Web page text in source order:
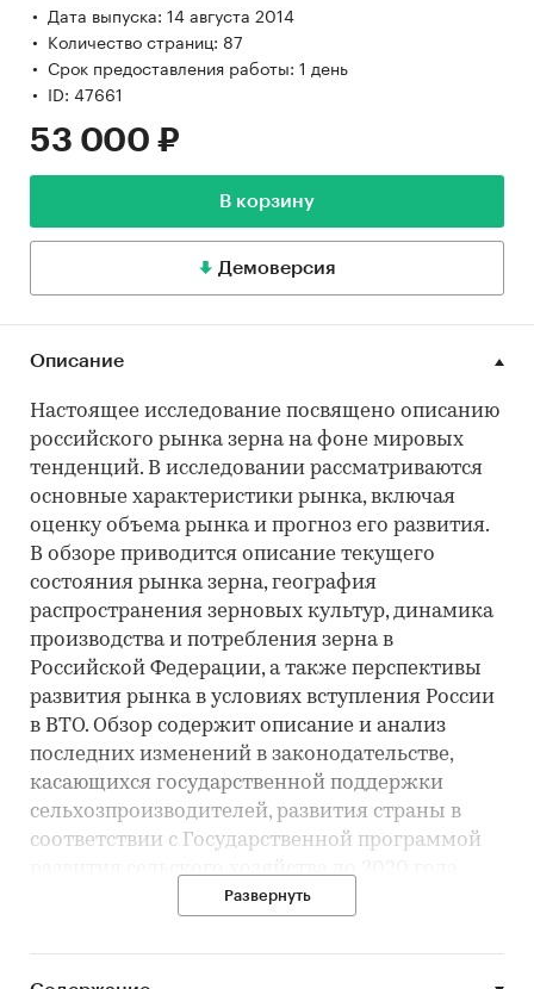
Дата выпуска: 14 августа 2014
Количество страниц: 87
Срок предоставления работы: 1 день
ID: 47661
53 000 ₽
В корзину
Демоверсия
Описание
Настоящее исследование посвящено описанию
российского рынка зерна на фоне мировых
тенденций. В исследовании рассматриваются
основные характеристики рынка, включая
оценку объема рынка и прогноз его развития.
В обзоре приводится описание текущего
состояния рынка зерна, география
распространения зерновых культур, динамика
производства и потребления зерна в
Российской Федерации, а также перспективы
развития рынка в условиях вступления России
в ВТО. Обзор содержит описание и анализ
последних изменений в законодательстве,
касающихся государственной поддержки
сельхозпроизводителей, развития страны в
соответствии с Государственной программой
развития сельского хозяйства до 2020 года.
В настоящем исследовании анализируется
Развернуть